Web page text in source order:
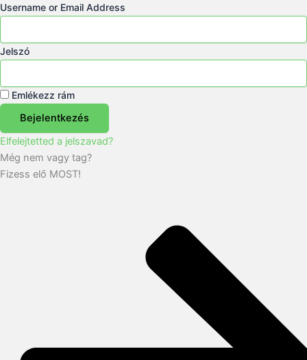
Username or Email Address
Jelszó
Emlékezz rám
Bejelentkezés
Elfelejtetted a jelszavad?
Még nem vagy tag?
Fizess elő MOST!